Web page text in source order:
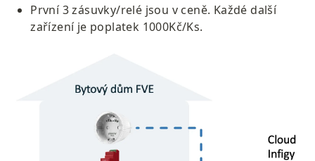
První 3 zásuvky/relé jsou v ceně. Každé další
zařízení je poplatek 1000Kč/Ks.